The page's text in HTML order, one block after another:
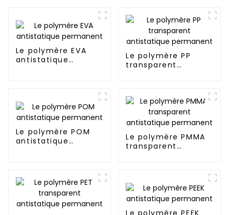
Le polymère EVA
antistatique
Le polymère PP
transparent
Le polymère POM
antistatique
Le polymère PMMA
transparent
Le polymère PEEK